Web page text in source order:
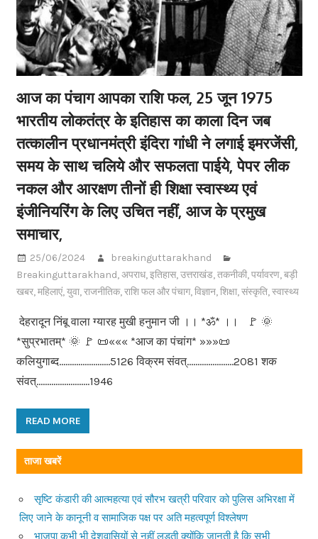
आज का पंचाग आपका राशि फल, 25 जून 1975
भारतीय लोकतंत्र के इतिहास का काला दिन जब
तत्कालीन प्रधानमंत्री इंदिरा गांधी ने लगाई इमरजेंसी,
समय के साथ चलिये और सफलता पाईये, पेपर लीक
नकल और आरक्षण तीनों ही शिक्षा स्वास्थ्य एवं
इंजीनियरिंग के लिए उचित नहीं, आज के प्रमुख
समाचार,
25/06/2024
breakinguttarakhand
Breakinguttarakhand,अपराध,इतिहास,उत्तराखंड,तकनीकी,पर्यावरण,बड़ी
खबर,महिलाएं,युवा,राजनीतिक,राशि फल और पंचाग,विज्ञान,शिक्षा,संस्कृति,स्वास्थ्य
देहरादून निंबू वाला ग्यारह मुखी हनुमान जी ।। *ॐ* ।। 🚩 🌞
*सुप्रभातम्* 🌞 🚩 📜««« *आज का पंचांग* »»»📜
कलियुगाब्द……………………5126 विक्रम संवत्………………….2081 शक
संवत्…………………….1946
READ MORE
ताजा खबरें
सृष्टि कंडारी की आत्महत्या एवं सौरभ खत्री परिवार को पुलिस अभिरक्षा में
लिए जाने के कानूनी व सामाजिक पक्ष पर अति महत्वपूर्ण विश्लेषण
भाजपा कभी भी देशवासियों से नहीं लड़ती क्योंकि जानती है कि सभी